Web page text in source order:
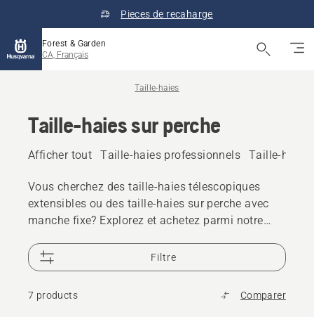
Pieces de recaharge
Forest & Garden
CA, Français
Taille-haies
Taille-haies sur perche
Afficher tout Taille-haies professionnels Taille-haies
Vous cherchez des taille-haies télescopiques
extensibles ou des taille-haies sur perche avec
manche fixe? Explorez et achetez parmi notre
électriques ainsi que de taille-haies sur perche à
essence et de taille-haies à longue portée pour
une utilisation résidentielle ou professionnelle.
Filtre
7 products Comparer